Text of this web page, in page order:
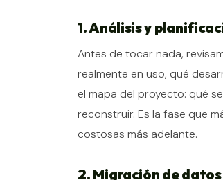
1. Análisis y
Antes de tocar nada,
realmente en uso, qué
el mapa del proyecto: qué
reconstruir. Es la fase que
costosas más adelante.
2. Migración de datos